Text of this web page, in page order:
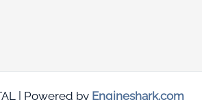
| Powered by Engineshark.com